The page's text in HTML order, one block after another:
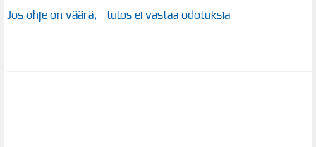
Jos ohje on väärä, tulos ei vastaa odotuksia